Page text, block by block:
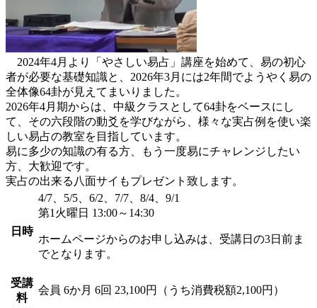
2024年4月より「やさしい易占」講座を始めて、易の初心
者が必要な基礎知識と、2026年3月には2年間でようやく易の
全体像64卦が見えてまいりました。
2026年4月期からは、中級クラスとして64卦をベースにし
て、その六段階の動爻を学びながら、様々な実占例を使い楽
しい易占の教室を目指しています。
易に多少の知識の有る方、もう一度易にチャレンジしたい
方、大歓迎です。
実占の出来る八面サイもプレゼント致します。
日時
4/7、5/5、6/2、7/7、8/4、9/1
第1火曜日 13:00～14:30
ホームページからのお申し込みは、受講日の3日前ま
でとなります。
受講
料
会員 6か月 6回 23,100円（うち消費税額2,100円）